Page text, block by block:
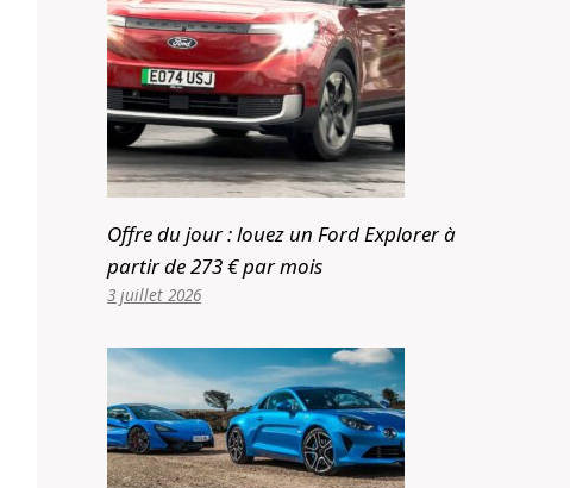
Offre du jour : louez un Ford Explorer à
partir de 273 € par mois
3 juillet 2026